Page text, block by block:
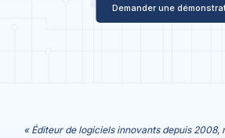
Demander une
« Éditeur de logiciels innovants depuis 2008,